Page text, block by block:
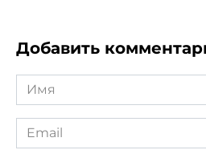
Добавить
Имя
*
Email
*